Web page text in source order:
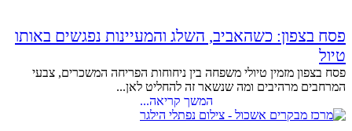
פסח בצפון: כשהאביב, השלג והמעיינות נפגשים באותו
טיול
פסח בצפון מזמין טיולי משפחה בין ניחוחות הפריחה המשכרים, צבעי
המרחבים מרהיבים ומה שנשאר זה להחליט לאן...
המשך קריאה...